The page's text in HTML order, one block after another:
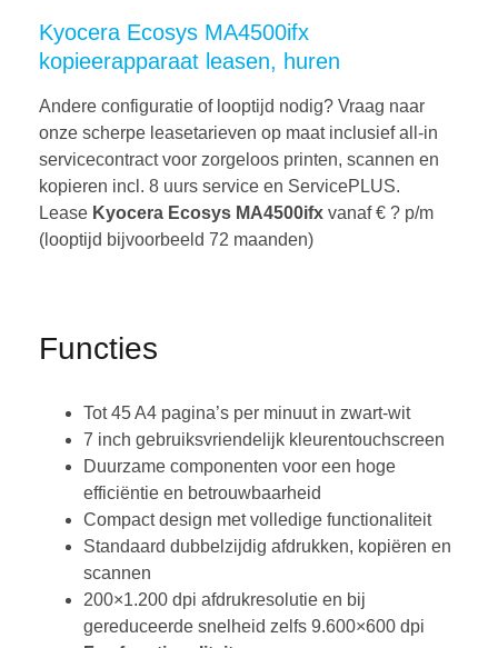
Kyocera Ecosys MA4500ifx
kopieerapparaat leasen, huren
Andere configuratie of looptijd nodig? Vraag naar
onze scherpe leasetarieven op maat inclusief all-in
servicecontract voor zorgeloos printen, scannen en
kopieren incl. 8 uurs service en ServicePLUS.
Lease Kyocera Ecosys MA4500ifx vanaf € ? p/m
(looptijd bijvoorbeeld 72 maanden)
Functies
Tot 45 A4 pagina’s per minuut in zwart-wit
7 inch gebruiksvriendelijk kleurentouchscreen
Duurzame componenten voor een hoge
efficiëntie en betrouwbaarheid
Compact design met volledige functionaliteit
Standaard dubbelzijdig afdrukken, kopiëren en
scannen
200×1.200 dpi afdrukresolutie en bij
gereduceerde snelheid zelfs 9.600×600 dpi